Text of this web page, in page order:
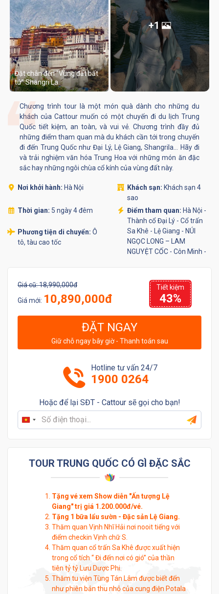
Đặt chân đến “Vùng đất bất
tử” Shangri La
+1
Chương trình tour là một món quà dành cho những du
khách của Cattour muốn có một chuyến đi du lịch Trung
Quốc tiết kiệm, an toàn, và vui vẻ. Chương trình đầy đủ
những điểm tham quan mà du khách cần tới trong chuyến
đi đến Trung Quốc như Đại Lý, Lệ Giang, Shangrila... Hãy đi
và trải nghiệm văn hóa Trung Hoa với những món ăn đặc
sắc hay những ngôi chùa cổ kính của vùng đất này.
Nơi khởi hành: Hà Nội Khách sạn: Khách sạn 4
sao
Thời gian: 5 ngày 4 đêm Điểm tham quan: Hà Nội -
Thành cổ Đại Lý - Cổ trấn
Sa Khê - Lệ Giang - NÚI
NGỌC LONG – LAM
NGUYỆT CỐC - Côn Minh -
Phương tiện di chuyển: Ô
tô, tàu cao tốc
TOUR TRUNG QUỐC CÓ GÌ ĐẶC SẮC
Tặng vé xem Show diễn "Ấn tượng Lệ
Giang" trị giá 1.200.000đ/vé.
Tặng 1 bữa lẩu sườn - Đặc sản Lệ Giang.
Thăm quan Vịnh Nhĩ Hải nơi nooit tiếng với
điểm checkin Vịnh chữ S.
Thăm quan cổ trấn Sa Khê được xuất hiện
trong cổ tích “ Đi đến nơi có gió” của thần
tiên tỷ tỷ Lưu Dược Phi.
Thăm tu viện Tùng Tán Lâm được biết đến
như phiên bản thu nhỏ của cung điện Potala
Giá cũ:18,990,000đ
Giá mới: 10,890,000đ
Tiết kiệm
43%
ĐẶT NGAY
Giữ chỗ ngay bây giờ - Thanh toán sau
Hotline tư vấn 24/7
1900 0264
Hoặc để lại SĐT - Cattour sẽ gọi cho bạn!
Vietnam